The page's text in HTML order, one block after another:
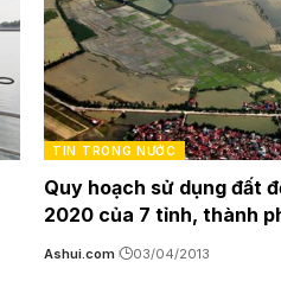
TIN TRONG NƯỚC
Quy hoạch sử dụng đất
2020 của 7 tỉnh, thành
Ashui.com 03/04/2013